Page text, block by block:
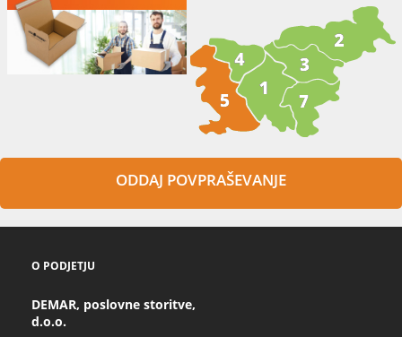
ODDAJ POVPRAŠEVANJE
O PODJETJU
DEMAR, poslovne storitve,
d.o.o.